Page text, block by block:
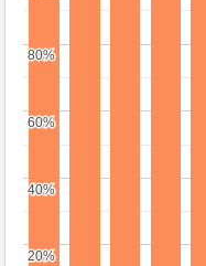
20%
20%
40%
40%
60%
60%
80%
80%